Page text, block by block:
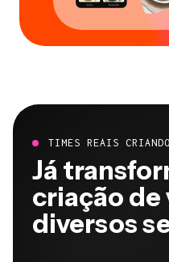
TIMES REAIS
Já
criação de
diversos